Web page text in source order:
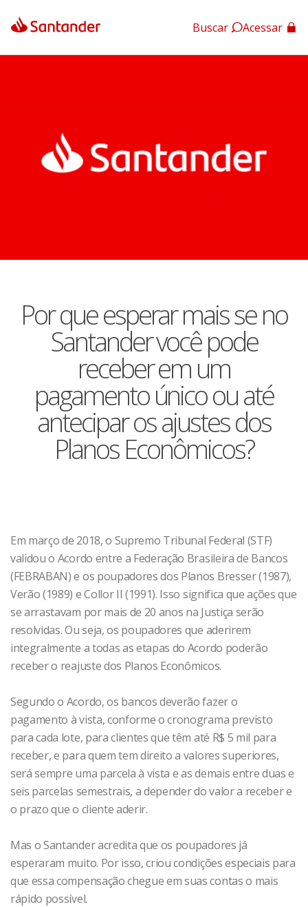
App Santander Buscar Acessar
Por que esperar mais se no
Santander você pode
receber em um
pagamento único ou até
antecipar os ajustes dos
Planos Econômicos?
Em março de 2018, o Supremo Tribunal Federal (STF)
validou o Acordo entre a Federação Brasileira de Bancos
(FEBRABAN) e os poupadores dos Planos Bresser (1987),
Verão (1989) e Collor II (1991). Isso significa que ações que
se arrastavam por mais de 20 anos na Justiça serão
resolvidas. Ou seja, os poupadores que aderirem
integralmente a todas as etapas do Acordo poderão
receber o reajuste dos Planos Econômicos.
Segundo o Acordo, os bancos deverão fazer o
pagamento à vista, conforme o cronograma previsto
para cada lote, para clientes que têm até R$ 5 mil para
receber, e para quem tem direito a valores superiores,
será sempre uma parcela à vista e as demais entre duas e
seis parcelas semestrais, a depender do valor a receber e
o prazo que o cliente aderir.
Mas o Santander acredita que os poupadores já
esperaram muito. Por isso, criou condições especiais para
que essa compensação chegue em suas contas o mais
rápido possível.